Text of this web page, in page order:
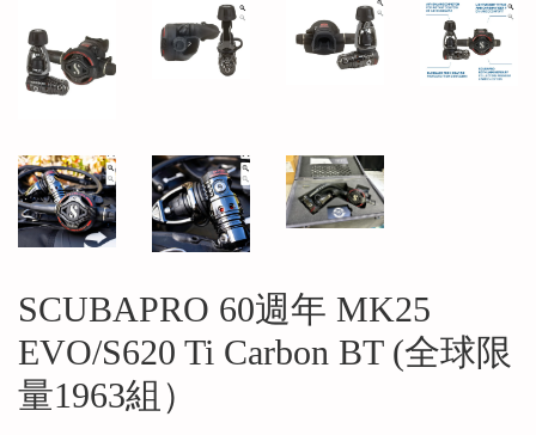
SCUBAPRO 60週年 MK25
EVO/S620 Ti Carbon BT (全球限
量1963組）